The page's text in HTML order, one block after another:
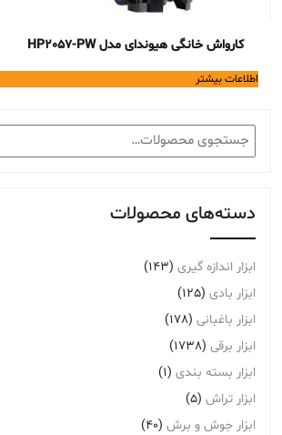
کارواش خانگی هیوندای مدل HP2057-PW
اطلاعات بیشتر
جستجو
برای:
دسته‌های محصولات
ابزار اندازه گیری (143)
ابزار بادی (125)
ابزار باغبانی (178)
ابزار برقی (1738)
ابزار بسته بندی (1)
ابزار تراش (5)
ابزار جوش و برش (40)